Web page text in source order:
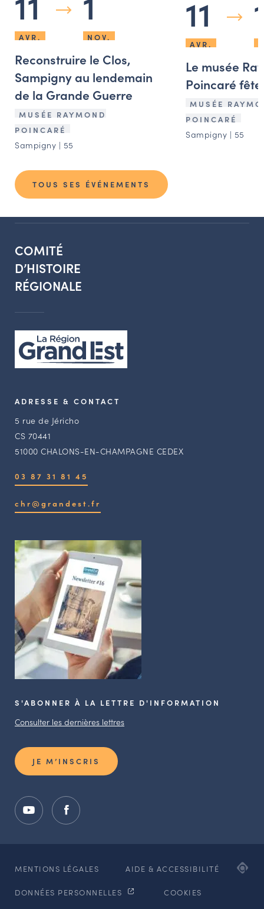
AVR. NOV.
Reconstruire le Clos,
Sampigny au lendemain
de la Grande Guerre
MUSÉE RAYMOND
POINCARÉ
Sampigny | 55
11
AVR.
Le musée
Poincaré
MUSÉE
POINCARÉ
Sampigny | 55
TOUS SES ÉVÉNEMENTS
COMITÉ
D’HISTOIRE
RÉGIONALE
ADRESSE & CONTACT
5 rue de Jéricho
CS 70441
51000 CHALONS-EN-CHAMPAGNE CEDEX
03 87 31 81 45
chr@grandest.fr
S'ABONNER À LA LETTRE D'INFORMATION
Consulter les dernières lettres
JE M’INSCRIS
MENTIONS LÉGALES AIDE & ACCESSIBILITÉ
DONNÉES PERSONNELLES COOKIES